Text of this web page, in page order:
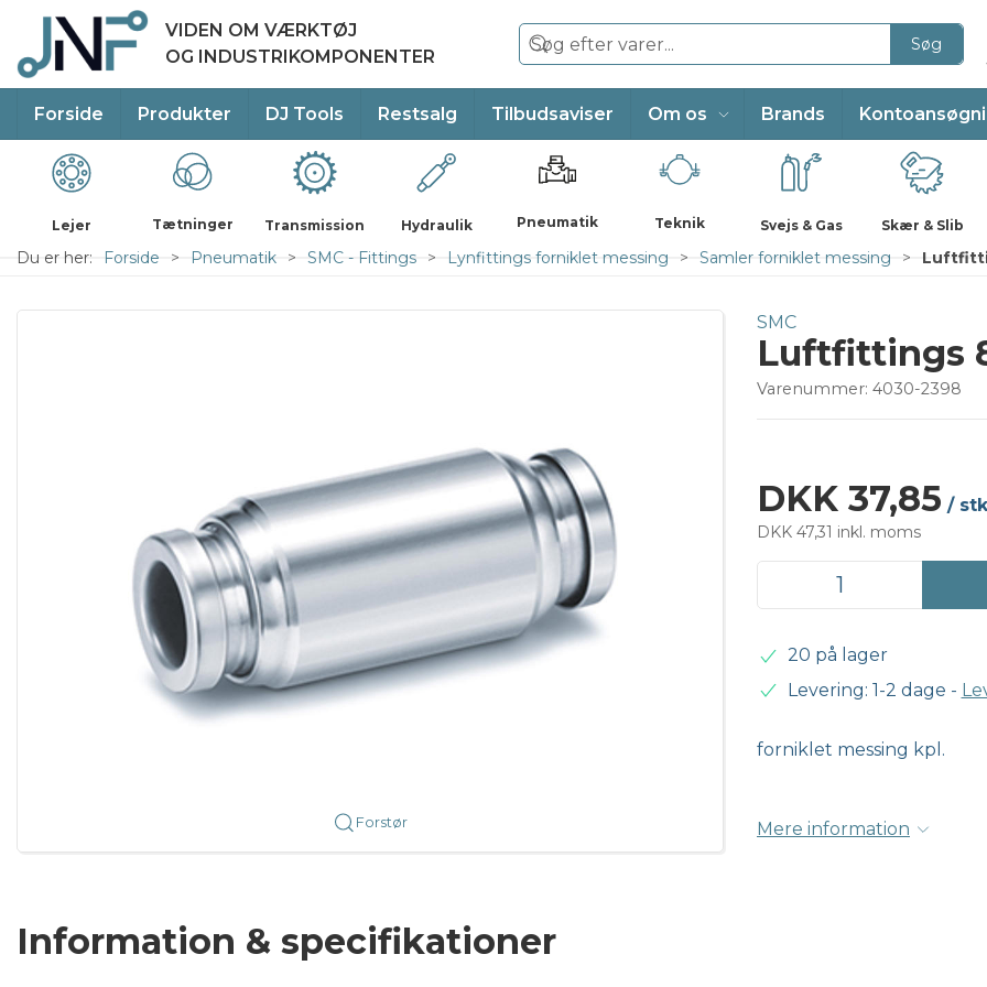
VIDEN OM VÆRKTØJ
OG INDUSTRIKOMPONENTER
Søg
Forside Produkter DJ Tools Restsalg Tilbudsaviser Om os Brands
Lejer Tætninger Transmission Hydraulik Pneumatik Teknik Svejs & Gas Skær & Slib
Du er her: Forside Pneumatik SMC - Fittings Lynfittings forniklet messing Samler forniklet messing
Forstør
SMC
Luftfittings
Varenummer: 4030-2398
DKK 37,85 / stk
DKK 47,31 inkl. moms
20 på lager
Levering: 1-2 dage -
forniklet messing kpl.
Mere information
Information & specifikationer